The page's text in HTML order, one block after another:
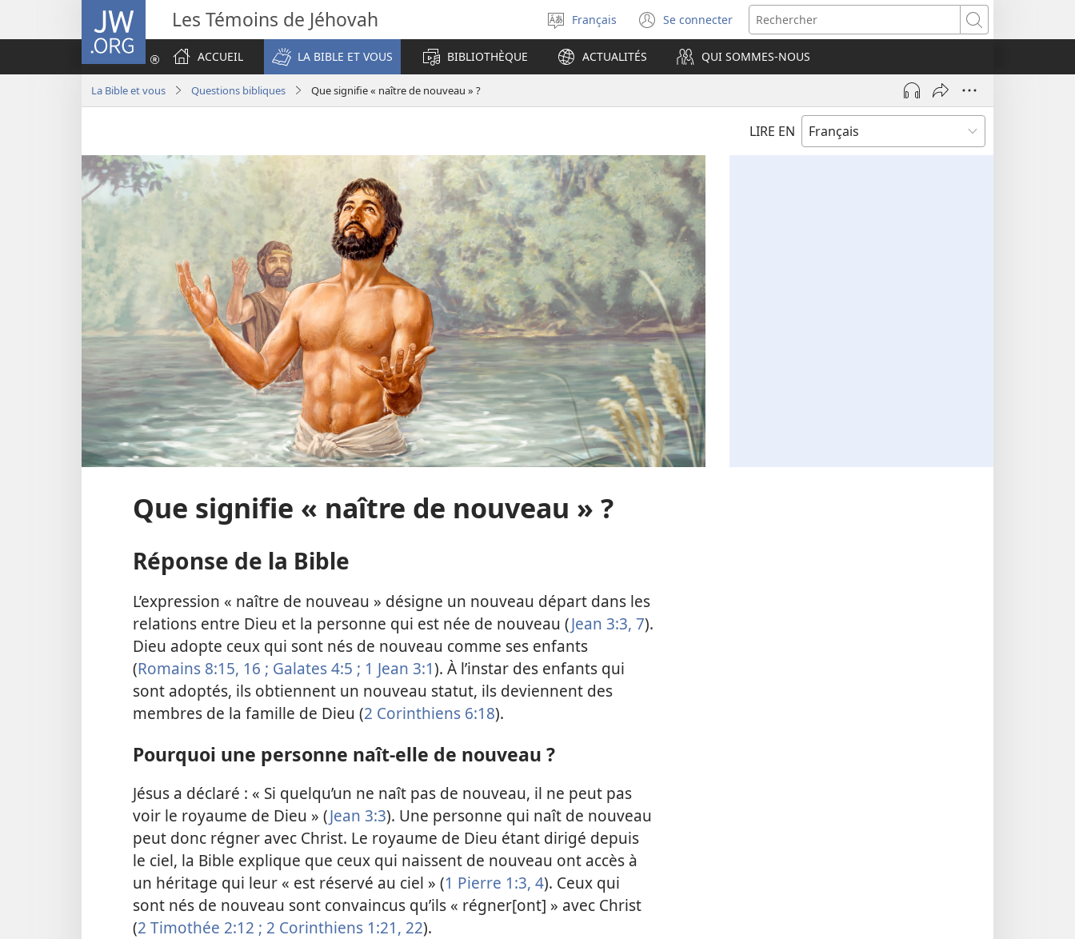
JW.ORG Les Témoins de Jéhovah
Sélectionner
la
langue
Français Se connecter
(ouvre
une
nouvelle
fenêtre)
Rechercher
ACCUEIL
LA BIBLE ET VOUS BIBLIOTHÈQUE ACTUALITÉS QUI SOMMES-NOUS
La Bible et vous Questions bibliques Que signifie « naître de nouveau » ?
LIRE EN
Que signifie « naître de nouveau » ?
Réponse de la Bible
L’expression « naître de nouveau » désigne un nouveau départ dans les
relations entre Dieu et la personne qui est née de nouveau (Jean 3:3, 7).
Dieu adopte ceux qui sont nés de nouveau comme ses enfants
(Romains 8:15, 16 ; Galates 4:5 ; 1 Jean 3:1). À l’instar des enfants qui
sont adoptés, ils obtiennent un nouveau statut, ils deviennent des
membres de la famille de Dieu (2 Corinthiens 6:18).
Pourquoi une personne naît-elle de nouveau ?
Jésus a déclaré : « Si quelqu’un ne naît pas de nouveau, il ne peut pas
voir le royaume de Dieu » (Jean 3:3). Une personne qui naît de nouveau
peut donc régner avec Christ. Le royaume de Dieu étant dirigé depuis
le ciel, la Bible explique que ceux qui naissent de nouveau ont accès à
un héritage qui leur « est réservé au ciel » (1 Pierre 1:3, 4). Ceux qui
sont nés de nouveau sont convaincus qu’ils « régner[ont] » avec Christ
(2 Timothée 2:12 ; 2 Corinthiens 1:21, 22).